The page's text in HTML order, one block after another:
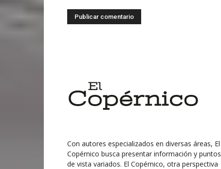
Con autores especializados en diversas áreas, El
Copérnico busca presentar información y puntos
de vista variados. El Copérnico, otra perspectiva